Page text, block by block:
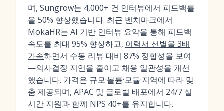
며, Sungrow는 4,000+ 건 인터뷰에서 피드백률
을 50% 향상했습니다. 최근 벤치마크에서
MokaHR는 AI 기반 인터뷰 요약을 통해 피드백
속도를 최대 95% 향상하고, 이력서 선별을 3배
가속하면서 수동 리뷰 대비 87% 정합성을 보여
—의사결정 지연을 줄이고 채용 일관성을 개선
했습니다. 가격은 규모·볼륨·모듈·지역에 따라 맞
춤 제공되며, APAC 및 글로벌 배포에서 24/7 실
시간 지원과 함께 NPS 40+를 유지합니다.